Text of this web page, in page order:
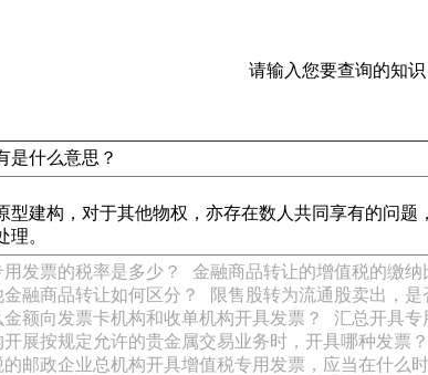
请输入您要查询的知识
是什么意思？
型建构，对于其他物权，亦存在数人共同享有的问
。
发票的税率是多少？ 金融商品转让的增值税的缴纳
融商品转让如何区分？
限售股转为流通股卖出，
额向发票卡机构和收单机构开具发票？
汇总开具专
展按规定允许的贵金属交易业务时，开具哪种发票？
邮政企业总机构开具增值税专用发票，应当在什么